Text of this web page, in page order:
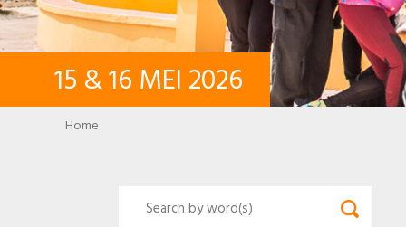
15 &16 MEI 2026
Breadcrumb
Home